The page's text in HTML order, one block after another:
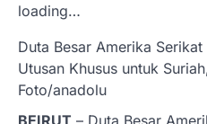
loading…
Duta Besar Amerika
Utusan Khusus untuk
Foto/anadolu